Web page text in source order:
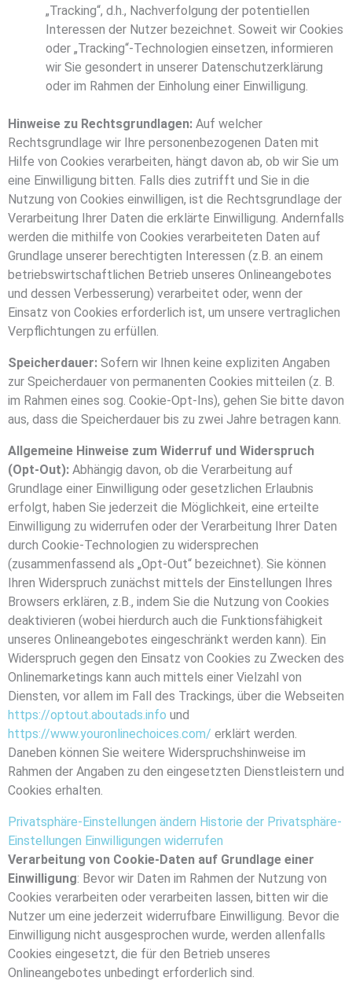
„Tracking“, d.h., Nachverfolgung der potentiellen
Interessen der Nutzer bezeichnet. Soweit wir Cookies
oder „Tracking“-Technologien einsetzen, informieren
wir Sie gesondert in unserer Datenschutzerklärung
oder im Rahmen der Einholung einer Einwilligung.
Hinweise zu Rechtsgrundlagen: Auf welcher
Rechtsgrundlage wir Ihre personenbezogenen Daten mit
Hilfe von Cookies verarbeiten, hängt davon ab, ob wir Sie um
eine Einwilligung bitten. Falls dies zutrifft und Sie in die
Nutzung von Cookies einwilligen, ist die Rechtsgrundlage der
Verarbeitung Ihrer Daten die erklärte Einwilligung. Andernfalls
werden die mithilfe von Cookies verarbeiteten Daten auf
Grundlage unserer berechtigten Interessen (z.B. an einem
betriebswirtschaftlichen Betrieb unseres Onlineangebotes
und dessen Verbesserung) verarbeitet oder, wenn der
Einsatz von Cookies erforderlich ist, um unsere vertraglichen
Verpflichtungen zu erfüllen.
Speicherdauer: Sofern wir Ihnen keine expliziten Angaben
zur Speicherdauer von permanenten Cookies mitteilen (z. B.
im Rahmen eines sog. Cookie-Opt-Ins), gehen Sie bitte davon
aus, dass die Speicherdauer bis zu zwei Jahre betragen kann.
Allgemeine Hinweise zum Widerruf und Widerspruch
(Opt-Out): Abhängig davon, ob die Verarbeitung auf
Grundlage einer Einwilligung oder gesetzlichen Erlaubnis
erfolgt, haben Sie jederzeit die Möglichkeit, eine erteilte
Einwilligung zu widerrufen oder der Verarbeitung Ihrer Daten
durch Cookie-Technologien zu widersprechen
(zusammenfassend als „Opt-Out“ bezeichnet). Sie können
Ihren Widerspruch zunächst mittels der Einstellungen Ihres
Browsers erklären, z.B., indem Sie die Nutzung von Cookies
deaktivieren (wobei hierdurch auch die Funktionsfähigkeit
unseres Onlineangebotes eingeschränkt werden kann). Ein
Widerspruch gegen den Einsatz von Cookies zu Zwecken des
Onlinemarketings kann auch mittels einer Vielzahl von
Diensten, vor allem im Fall des Trackings, über die Webseiten
https://optout.aboutads.info und
https://www.youronlinechoices.com/ erklärt werden.
Daneben können Sie weitere Widerspruchshinweise im
Rahmen der Angaben zu den eingesetzten Dienstleistern und
Cookies erhalten.
Privatsphäre-Einstellungen ändern Historie der Privatsphäre-
Einstellungen Einwilligungen widerrufen
Verarbeitung von Cookie-Daten auf Grundlage einer
Einwilligung: Bevor wir Daten im Rahmen der Nutzung von
Cookies verarbeiten oder verarbeiten lassen, bitten wir die
Nutzer um eine jederzeit widerrufbare Einwilligung. Bevor die
Einwilligung nicht ausgesprochen wurde, werden allenfalls
Cookies eingesetzt, die für den Betrieb unseres
Onlineangebotes unbedingt erforderlich sind.